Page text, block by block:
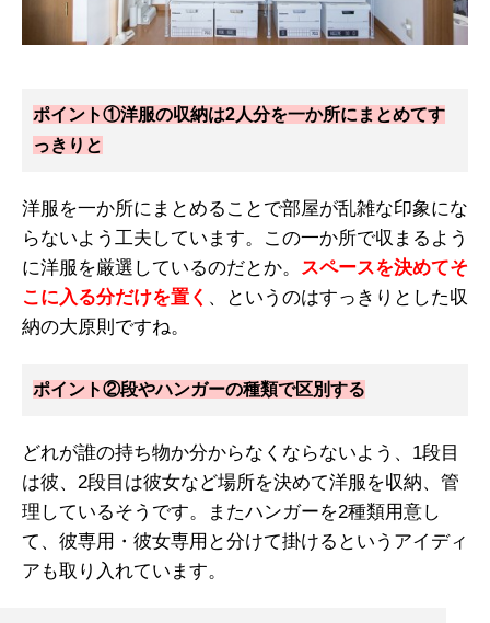
ポイント①洋服の収納は2人分を一か所にまとめてす
っきりと
洋服を一か所にまとめることで部屋が乱雑な印象にな
らないよう工夫しています。この一か所で収まるよう
に洋服を厳選しているのだとか。 スペースを決めてそ
こに入る分だけを置く 、というのはすっきりとした収
納の大原則ですね。
ポイント②段やハンガーの種類で区別する
どれが誰の持ち物か分からなくならないよう、1段目
は彼、2段目は彼女など場所を決めて洋服を収納、管
理しているそうです。またハンガーを2種類用意し
て、彼専用・彼女専用と分けて掛けるというアイディ
アも取り入れています。